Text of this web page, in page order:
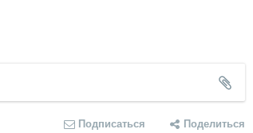
Подписаться Поделиться